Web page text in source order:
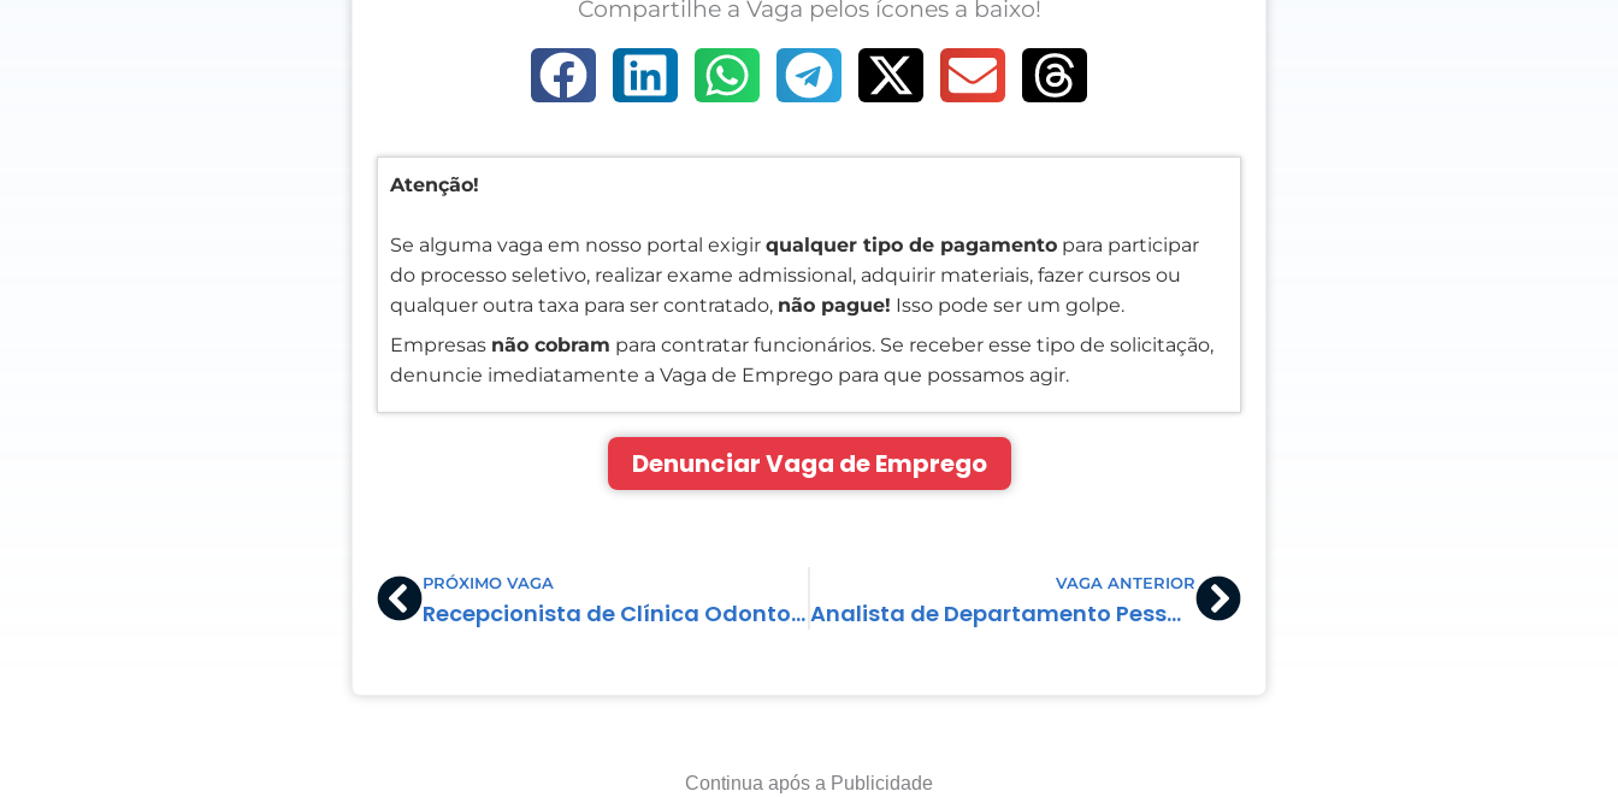
Compartilhe a Vaga pelos ícones a baixo!
Atenção!
Se alguma vaga em nosso portal exigirqualquer tipo de pagamento para participar
do processo seletivo, realizar exame admissional, adquirir materiais, fazer cursos ou
qualquer outra taxa para ser contratado, não pague! Isso pode ser um golpe.
Empresas não cobram para contratar funcionários. Se receber esse tipo de solicitação,
denuncie imediatamente a Vaga de Emprego para que possamos agir.
Denunciar Vaga de Emprego
PrevPRÓXIMO VAGA
Recepcionista de Clínica Odontológica
VAGA ANTERIOR
Analista de Departamento Pessoal
Next
Continua após a Publicidade